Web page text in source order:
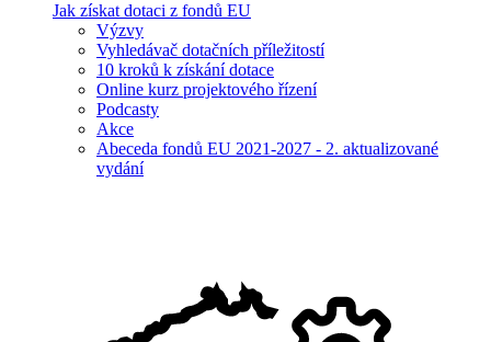
Jak získat dotaci z fondů EU
Výzvy
Vyhledávač dotačních příležitostí
10 kroků k získání dotace
Online kurz projektového řízení
Podcasty
Akce
Abeceda fondů EU 2021-2027 - 2. aktualizované
vydání